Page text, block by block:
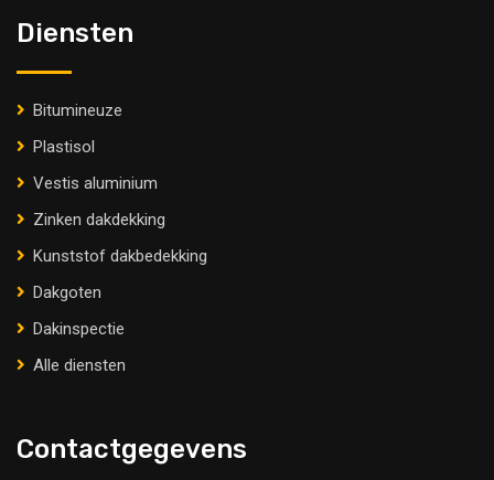
Diensten
Bitumineuze
Plastisol
Vestis aluminium
Zinken dakdekking
Kunststof dakbedekking
Dakgoten
Dakinspectie
Alle diensten
Contactgegevens